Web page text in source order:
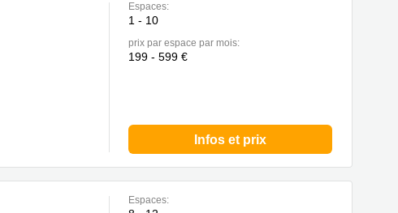
Espaces:
1 - 10
prix par espace par mois:
199 - 599 €
Infos et prix
Espaces: